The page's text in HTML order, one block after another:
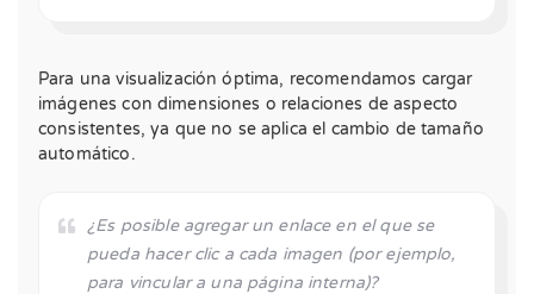
Para una visualización óptima, recomendamos cargar
imágenes con dimensiones o relaciones de aspecto
consistentes, ya que no se aplica el cambio de tamaño
automático.
¿Es posible agregar un enlace en el que se
pueda hacer clic a cada imagen (por ejemplo,
para vincular a una página interna)?